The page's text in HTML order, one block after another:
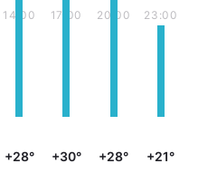
14:00
+28°
17:00
+30°
20:00
+28°
23:00
+21°